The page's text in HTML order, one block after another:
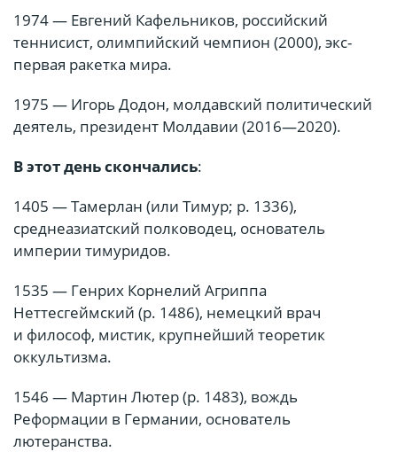
1974 — Евгений Кафельников, российский
теннисист, олимпийский чемпион (2000), экс-
первая ракетка мира.
1975 — Игорь Додон, молдавский политический
деятель, президент Молдавии (2016—2020).
В этот день скончались:
1405 — Тамерлан (или Тимур; р. 1336),
среднеазиатский полководец, основатель
империи тимуридов.
1535 — Генрих Корнелий Агриппа
Неттесгеймский (р. 1486), немецкий врач
и философ, мистик, крупнейший теоретик
оккультизма.
1546 — Мартин Лютер (р. 1483), вождь
Реформации в Германии, основатель
лютеранства.